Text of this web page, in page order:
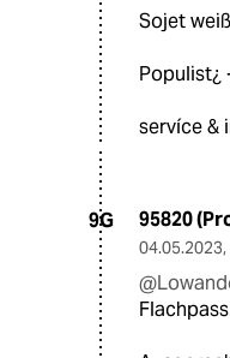
Sojet
Populist¿
servíce &
9G 95820
04.05.2023,